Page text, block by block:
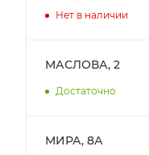
Нет в наличии
МАСЛОВА, 2
Достаточно
МИРА, 8А